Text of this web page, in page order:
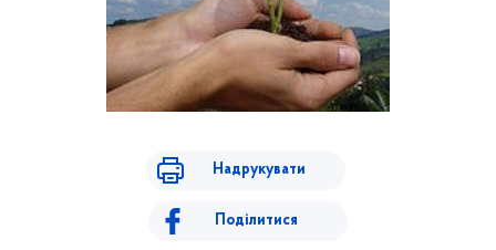
Надрукувати
Поділитися